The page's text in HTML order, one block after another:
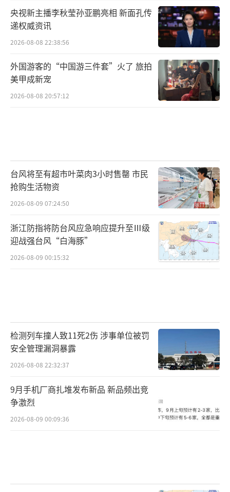
央视新主播李秋莹孙亚鹏亮相 新面孔传
递权威资讯
2026-08-08 22:38:56
外国游客的“中国游三件套”火了 旅拍
美甲成新宠
2026-08-08 20:57:12
台风将至有超市叶菜肉3小时售罄 市民
抢购生活物资
2026-08-09 07:24:50
浙江防指将防台风应急响应提升至Ⅲ级
迎战强台风“白海豚”
2026-08-09 00:15:32
检测列车撞人致11死2伤 涉事单位被罚
安全管理漏洞暴露
2026-08-08 22:32:37
9月手机厂商扎堆发布新品 新品频出竞
争激烈
2026-08-09 00:09:36